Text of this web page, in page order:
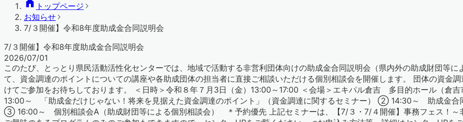
トップページ
お知らせ
7/３開催】令和8年度助成金合同説明会
7/３開催】令和8年度助成金合同説明会
2026/07/01
このたび、とっとり県民活動活性化センターでは、地域で活動する非営利団体向けの助成金合同説明会（県内外の助成財団等
て、資金調達のポイントについての講座や各助成団体の担当者に直接ご相談いただける個別相談会を開催します。 団体の資金
けてご参加をお待ちしております。 ＜日時＞令和８年７月3日（金）13:00～17:00 ＜会場＞エキパル倉吉 多目的ホール（倉
13:00～ 「助成金だけじゃない！将来を見据えた資金調達のポイント」（資金調達に関するセミナー） ② 14:30～ 助成金合
③ 16:00～ 個別相談会A（助成財団等による個別相談会） ＊予約優先 上記セミナーは、【7/３・7/４開催】事務フェス！～